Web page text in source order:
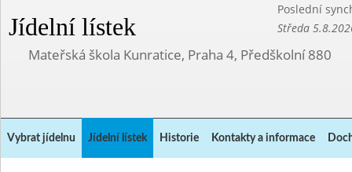
Jídelní lístek
Poslední
Středa
Mateřská škola Kunratice, Praha 4, Předškolní 880
Vybrat jídelnu Jídelní lístek Historie Kontakty a informace